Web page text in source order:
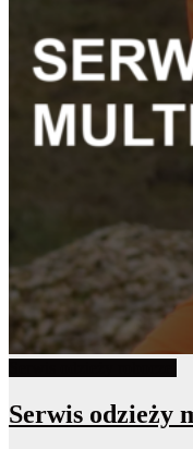
Serwis odzieży